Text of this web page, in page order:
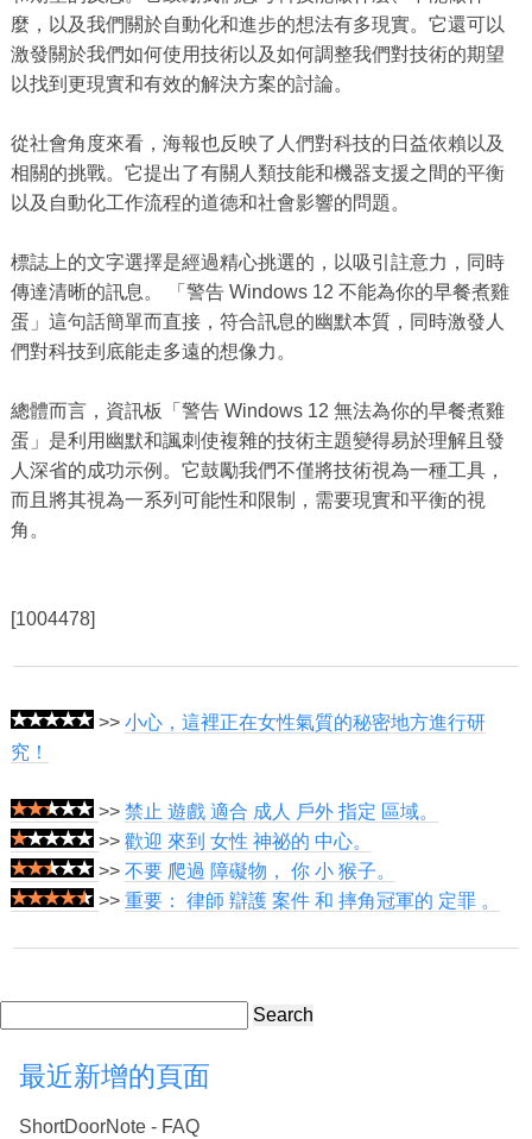
麼，以及我們關於自動化和進步的想法有多現實。它還可以
激發關於我們如何使用技術以及如何調整我們對技術的期望
以找到更現實和有效的解決方案的討論。
從社會角度來看，海報也反映了人們對科技的日益依賴以及
相關的挑戰。它提出了有關人類技能和機器支援之間的平衡
以及自動化工作流程的道德和社會影響的問題。
標誌上的文字選擇是經過精心挑選的，以吸引註意力，同時
傳達清晰的訊息。 「警告 Windows 12 不能為你的早餐煮雞
蛋」這句話簡單而直接，符合訊息的幽默本質，同時激發人
們對科技到底能走多遠的想像力。
總體而言，資訊板「警告 Windows 12 無法為你的早餐煮雞
蛋」是利用幽默和諷刺使複雜的技術主題變得易於理解且發
人深省的成功示例。它鼓勵我們不僅將技術視為一種工具，
而且將其視為一系列可能性和限制，需要現實和平衡的視
角。
[1004478]
>> 小心，這裡正在女性氣質的秘密地方進行研
究！
>> 禁止 遊戲 適合 成人 戶外 指定 區域。
>> 歡迎 來到 女性 神祕的 中心。
>> 不要 爬過 障礙物， 你 小 猴子。
>> 重要： 律師 辯護 案件 和 摔角冠軍的 定罪 。
Search
最近新增的頁面
ShortDoorNote - FAQ